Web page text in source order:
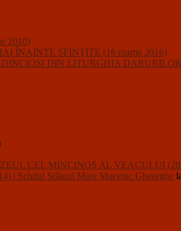
2010)
ÎNAINTE SFINŢITE (16 martie 2016)
DIN LITURGHIA
CEL MINCINOS AL VEACULUI
| Schitul Sfântul Mare Mucenic Gheorghe